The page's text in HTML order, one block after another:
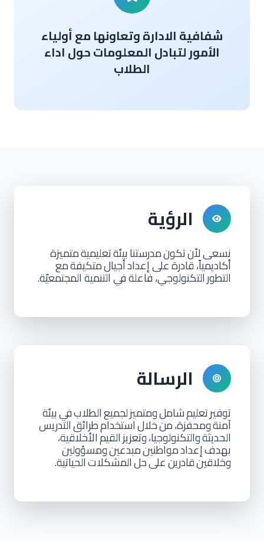
شفافية الادارة وتعاونها مع أولياء
الأمور لتبادل المعلومات حول اداء
الطلاب
الرؤية
نسعى لأنتكونمدرستنابيئةتعليميةمتميزة
أكاديمياً، قادرةعلى إعدادأجيالمتكيفةمع
التطورالتكنولوجي، فاعلة في التنمية المجتمعيّة.
الرسالة
توفيرتعليمشاملومتميزلجميعالطلابفي بيئة
آمنةومحفزة،منخلالاستخدامطرائقالتدريس
الحديثةوالتكنولوجيا،وتعزيزالقيمالأخلاقية،
بهدفإعدادمواطنينمبدعينومسؤولين
وخلاقينقادرينعلىحلالمشكلاتالحياتية.